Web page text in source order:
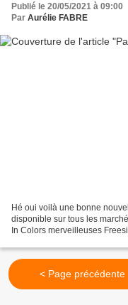
Publié le 20/05/2021 à 09:00
Par Aurélie FABRE
Hé oui voilà une bonne
disponible sur tous les
In Colors merveilleuses
< Page précédente